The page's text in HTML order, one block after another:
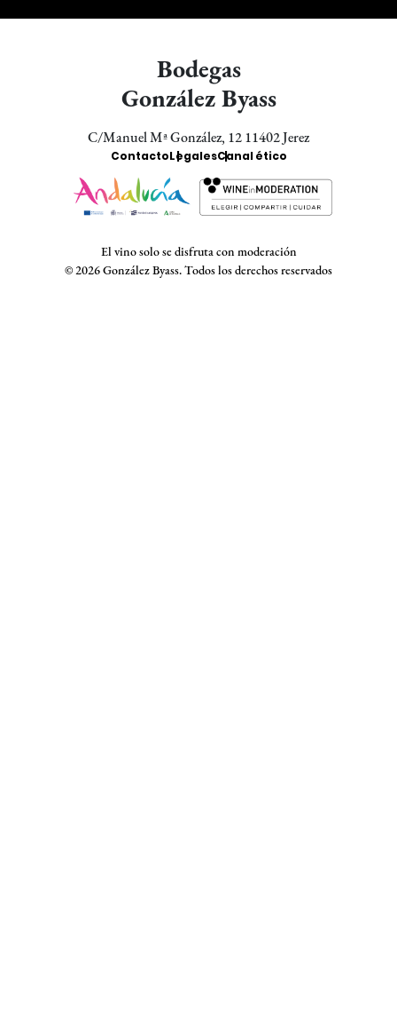
Bodegas
González Byass
C/Manuel Mª González, 12 11402 Jerez
Enlaces
Bodegas
ContactoLegalesCanal ético
El vino solo se disfruta con moderación
© 2026 González Byass. Todos los derechos reservados